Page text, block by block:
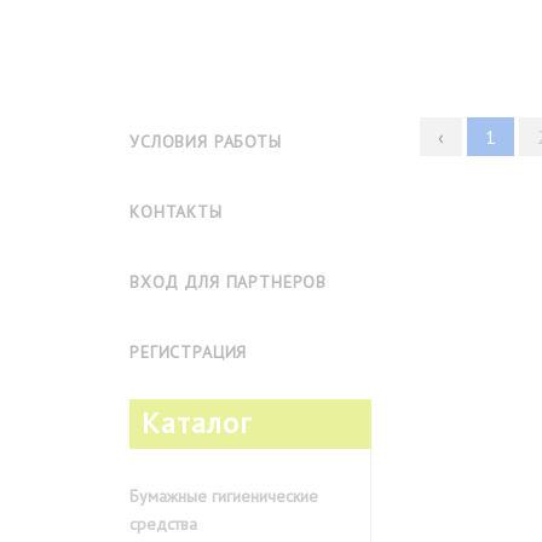
УСЛОВИЯ РАБОТЫ
КОНТАКТЫ
ВХОД ДЛЯ ПАРТНЕРОВ
РЕГИСТРАЦИЯ
Каталог
Бумажные гигиенические
средства
‹ 1